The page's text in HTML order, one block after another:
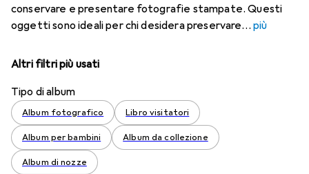
conservare e presentare fotografie stampate. Questi
oggetti sono ideali per chi desidera preservare
più
Altri filtri più usati
Tipo di album
Album fotografico Libro visitatori
Album per bambini Album da collezione
Album di nozze